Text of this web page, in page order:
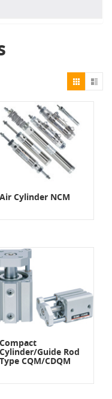
Air Cylinder NCM
Compact
Cylinder/Guide Rod
Type CQM/CDQM